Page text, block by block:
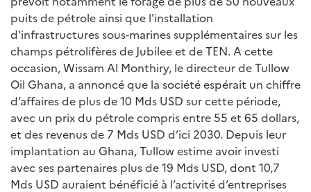
puits de pétrole ainsi que l'installation
d'infrastructures sous-marines supplémentaires sur les
champs pétrolifères de Jubilee et de TEN. A cette
occasion, Wissam Al Monthiry, le directeur de Tullow
Oil Ghana, a annoncé que la société espérait un chiffre
d’affaires de plus de 10 Mds USD sur cette période,
avec un prix du pétrole compris entre 55 et 65 dollars,
et des revenus de 7 Mds USD d’ici 2030. Depuis leur
implantation au Ghana, Tullow estime avoir investi
avec ses partenaires plus de 19 Mds USD, dont 10,7
Mds USD auraient bénéficié à l’activité d’entreprises